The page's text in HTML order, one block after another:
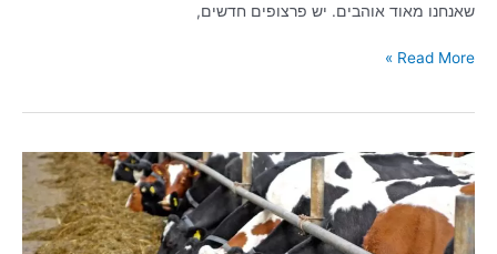
שאנחנו מאוד אוהבים. יש פרצופים חדשים,
Read More »
קיבוץ
להב
ב-
N12: